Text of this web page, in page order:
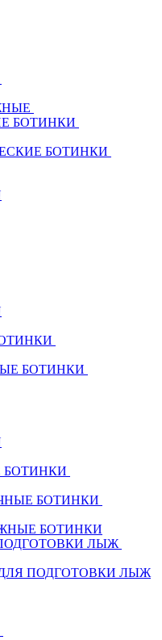
БОТИНКИ
БОТИНКИ
БОТИНКИ
БОТИНКИ
БОТИНКИ
БОТИНКИ
ЛЫЖ
ПОДГОТОВКИ ЛЫЖ